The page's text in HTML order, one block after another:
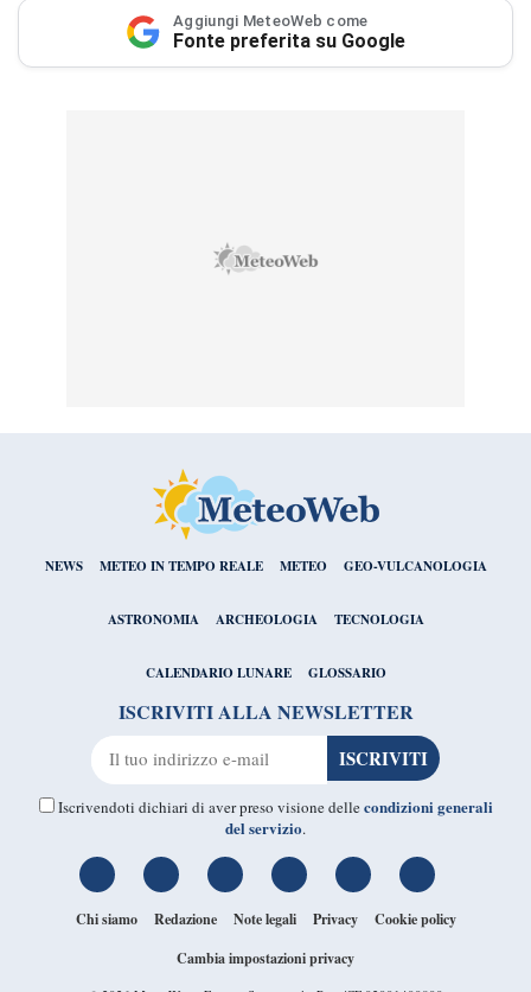
Aggiungi MeteoWeb come
Fonte preferita su Google
NEWS METEO IN TEMPO REALE METEO GEO-VULCANOLOGIA
ASTRONOMIA ARCHEOLOGIA TECNOLOGIA
CALENDARIO LUNARE GLOSSARIO
ISCRIVITI ALLA NEWSLETTER
Iscrivendoti dichiari di aver preso visione dellecondizioni generali
del servizio.
Chi siamo Redazione Note legali Privacy
Cookie policy
Cambia impostazioni privacy